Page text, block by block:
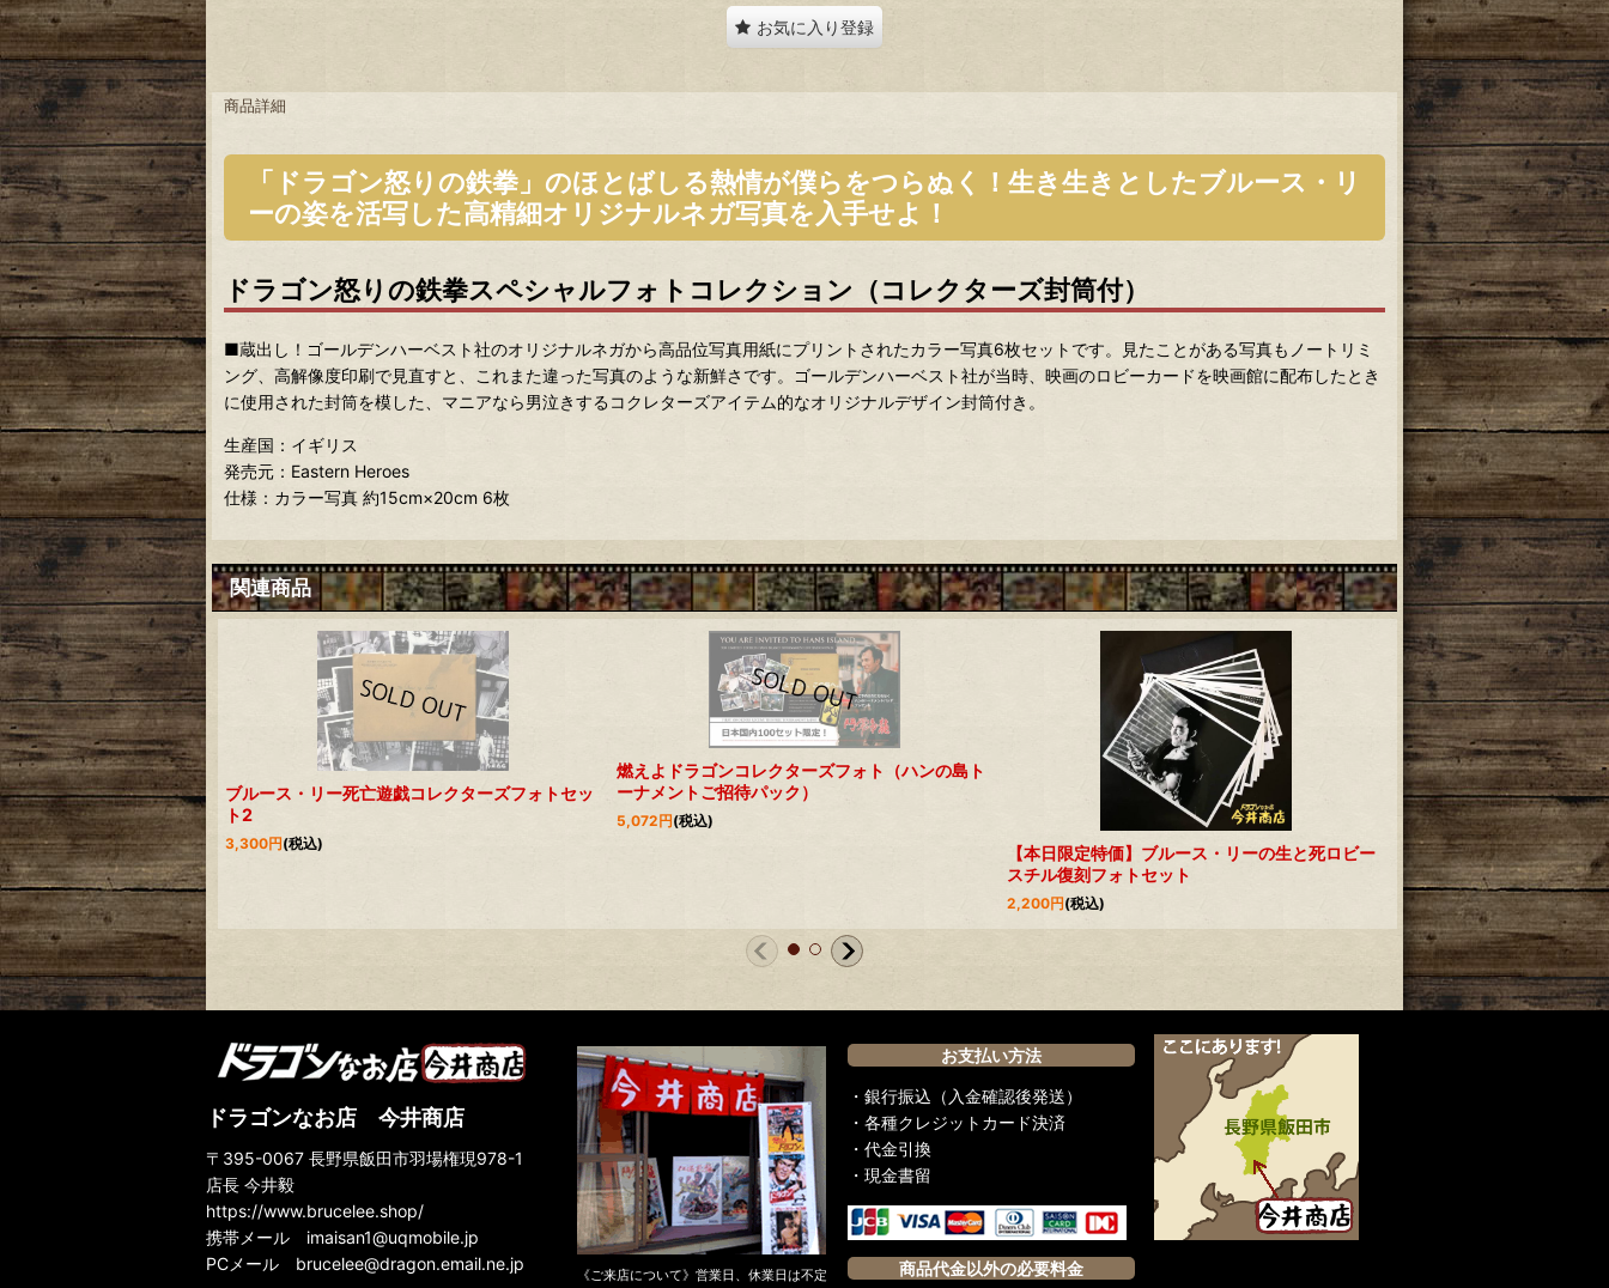
お気に入り登録
商品詳細
「ドラゴン怒りの鉄拳」のほとばしる熱情が僕らをつらぬく！生き生きとしたブルース・リ
ーの姿を活写した高精細オリジナルネガ写真を入手せよ！
ドラゴン怒りの鉄拳スペシャルフォトコレクション（コレクターズ封筒付）
■蔵出し！ゴールデンハーベスト社のオリジナルネガから高品位写真用紙にプリントされたカラー写真6枚セットです。見たことがある写真もノートリミ
ング、高解像度印刷で見直すと、これまた違った写真のような新鮮さです。ゴールデンハーベスト社が当時、映画のロビーカードを映画館に配布したとき
に使用された封筒を模した、マニアなら男泣きするコクレターズアイテム的なオリジナルデザイン封筒付き。
生産国：イギリス
発売元：Eastern Heroes
仕様：カラー写真 約15cm×20cm 6枚
関連商品
ブルース・リー死亡遊戯コレクターズフォトセッ
ト2
3,300円(税込)
燃えよドラゴンコレクターズフォト（ハンの島ト
ーナメントご招待パック）
5,072円(税込)
【本日限定特価】ブルース・リーの生と死ロビー
スチル復刻フォトセット
2,200円(税込)
燃えよドラゴンコレクター
ーナメントご招待パック2）
4,054円(税込)
ドラゴンなお店 今井商店
〒395-0067 長野県飯田市羽場権現978-1
店長 今井毅
https://www.brucelee.shop/
携帯メール imaisan1@uqmobile.jp
PCメール brucelee@dragon.email.ne.jp
《ご来店について》営業日、休業日は不定
お支払い方法
・銀行振込（入金確認後発送）
・各種クレジットカード決済
・代金引換
・現金書留
商品代金以外の必要料金